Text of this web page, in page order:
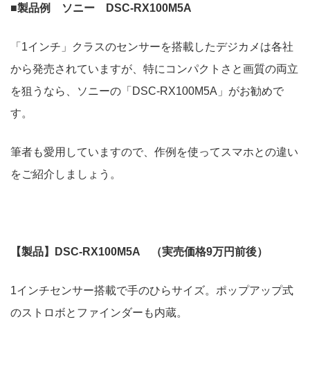
■製品例 ソニー DSC-RX100M5A
「1インチ」クラスのセンサーを搭載したデジカメは各社
から発売されていますが、特にコンパクトさと画質の両立
を狙うなら、ソニーの「DSC-RX100M5A」がお勧めで
す。
筆者も愛用していますので、作例を使ってスマホとの違い
をご紹介しましょう。
【製品】DSC-RX100M5A （実売価格9万円前後）
1インチセンサー搭載で手のひらサイズ。ポップアップ式
のストロボとファインダーも内蔵。